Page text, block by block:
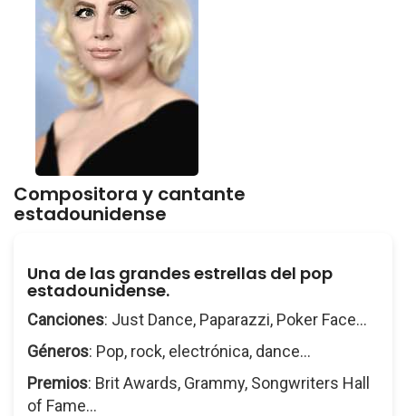
Compositora y cantante
estadounidense
Una de las grandes estrellas del pop
estadounidense.
Canciones: Just Dance, Paparazzi, Poker Face...
Géneros: Pop, rock, electrónica, dance...
Premios: Brit Awards, Grammy, Songwriters Hall
of Fame...